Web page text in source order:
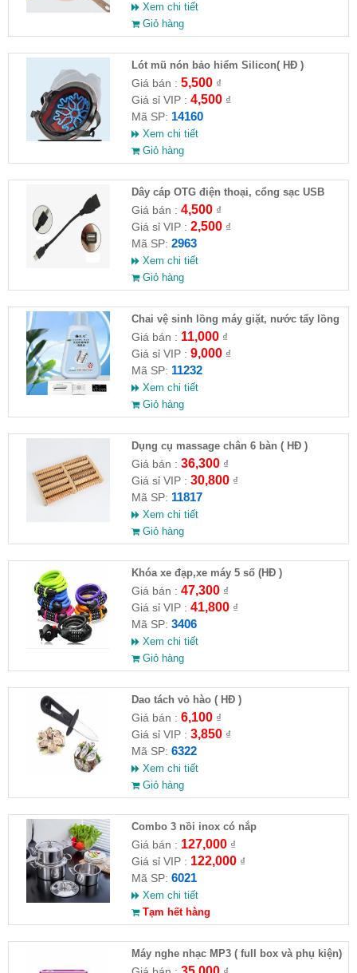
Xem chi tiết
Giỏ hàng
Lót mũ nón bảo hiểm Silicon( HĐ )
Giá bán : 5,500₫
Giá sỉ VIP : 4,500₫
Mã SP: 14160
Xem chi tiết
Giỏ hàng
Dây cáp OTG điện thoại, cổng sạc USB
Giá bán : 4,500₫
Giá sỉ VIP : 2,500₫
Mã SP: 2963
Xem chi tiết
Giỏ hàng
Chai vệ sinh lồng máy giặt, nước tẩy lồng
máy giặt CLEANING FLUID
Giá bán : 11,000₫
Giá sỉ VIP : 9,000₫
Mã SP: 11232
Xem chi tiết
Giỏ hàng
Dụng cụ massage chân 6 bàn ( HĐ )
Giá bán : 36,300₫
Giá sỉ VIP : 30,800₫
Mã SP: 11817
Xem chi tiết
Giỏ hàng
Khóa xe đạp,xe máy 5 số (HĐ )
Giá bán : 47,300₫
Giá sỉ VIP : 41,800₫
Mã SP: 3406
Xem chi tiết
Giỏ hàng
Dao tách vỏ hào ( HĐ )
Giá bán : 6,100₫
Giá sỉ VIP : 3,850₫
Mã SP: 6322
Xem chi tiết
Giỏ hàng
Combo 3 nồi inox có nắp
Giá bán : 127,000₫
Giá sỉ VIP : 122,000₫
Mã SP: 6021
Xem chi tiết
Tạm hết hàng
Máy nghe nhạc MP3 ( full box và phụ kiện)